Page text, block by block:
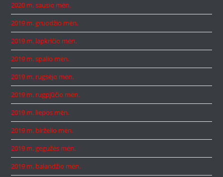
2020 m. sausio mėn.
2019 m. gruodžio mėn.
2019 m. lapkričio mėn.
2019 m. spalio mėn.
2019 m. rugsėjo mėn.
2019 m. rugpjūčio mėn.
2019 m. liepos mėn.
2019 m. birželio mėn.
2019 m. gegužės mėn.
2019 m. balandžio mėn.